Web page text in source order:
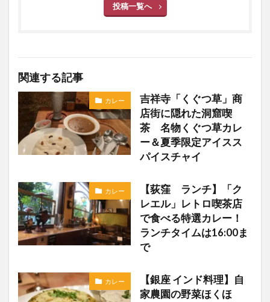
投稿一覧へ
関連する記事
カレー
吉祥寺「くぐつ草」商
店街に隠れた洞窟喫
茶 名物くぐつ草カレ
ー＆夏季限定アイスス
パイスチャイ
カレー
【荻窪 ランチ】「ク
レエル」レトロ喫茶店
で食べる特選カレー！
ランチタイムは16:00ま
で
カレー
【銀座 インド料理】自
家農園の野菜ほくほ